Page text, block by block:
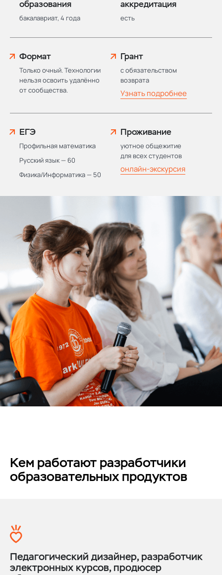
образования
бакалавриат, 4 года
аккредитация
есть
Формат
Только очный. Технологии
нельзя освоить удалённо
от сообщества.
Грант
с обязательством
возврата
Узнать подробнее
ЕГЭ
Профильная математика
Русский язык — 60
Физика/Информатика — 50
Проживание
уютное общежитие
для всех студентов
онлайн-экскурсия
Кем работают разработчики
образовательных продуктов
Педагогический дизайнер,разработчик
электронных курсов,продюсер